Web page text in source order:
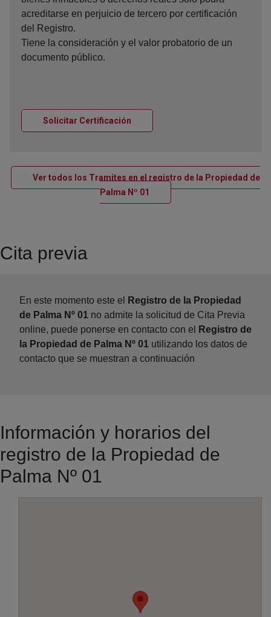
acreditarse en perjuicio de tercero por certificación
del Registro.
Tiene la consideración y el valor probatorio de un
documento público.
Solicitar Certificación
Ver todos los Tramites en el registro de la Propiedad de
Palma Nº 01
Ventana nueva
Cita previa
En este momento este el
Registro de la Propiedad
de Palma Nº 01 no admite la solicitud de Cita Previa
online, puede ponerse en contacto con el
Registro de
la Propiedad de Palma Nº 01 utilizando los datos de
contacto que se muestran a continuación
Información y horarios del
registro de la Propiedad de
Palma Nº 01